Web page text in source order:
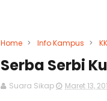
Home > Info Kampus >
Serba Serbi
Suara Sikap Maret 13,